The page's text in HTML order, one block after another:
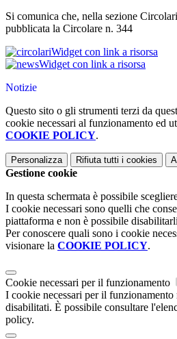
Si comunica che, nella sezione
pubblicata la Circolare n. 344
Widget con link a risorsa
Widget con link a risorsa
Notizie
Questo sito o gli strumenti terzi da
cookie necessari al funzionamento ed
COOKIE POLICY.
Personalizza Rifiuta tutti i cookies
Gestione cookie
In questa schermata è possibile
I cookie necessari sono quelli che
piattaforma e non è possibile
Per conoscere quali sono i cookie
visionare la COOKIE POLICY.
Cookie necessari per il funzionamento
I cookie necessari per il funzionamento
disabilitati. È possibile consultare
policy.